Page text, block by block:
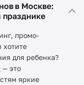
в Москве:
празднике
промо-
хотите
для ребенка?
— это
яркие